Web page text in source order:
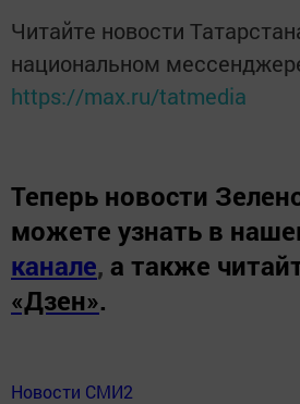
Читайте новости
национальном
https://max.ru/tatmedia
Теперь новости
можете узнать в
канале, а также
«Дзен».
Новости СМИ2